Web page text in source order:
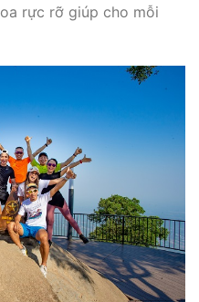
rực rỡ giúp cho mỗi